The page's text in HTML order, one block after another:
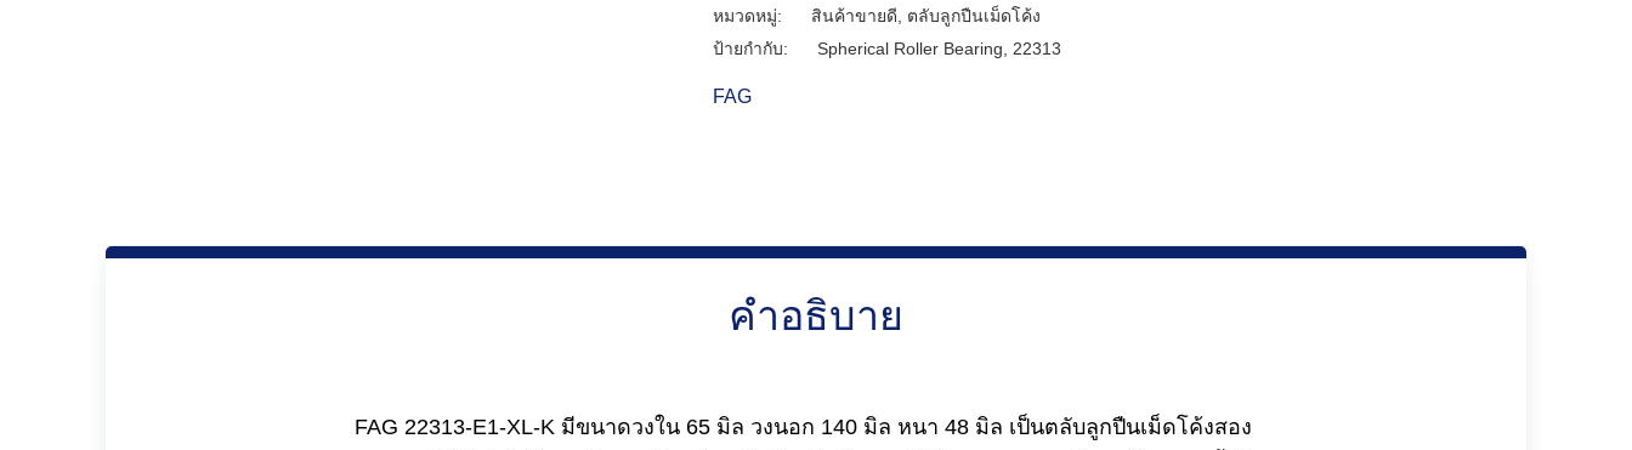
หมวดหมู่: สินค้าขายดี
ตลับลูกปืนเม็ดโค้ง
ป้ายกำกับ:
Spherical Roller Bearing 22313
FAG
คำอธิบาย
FAG 22313-E1-XL-K มีขนาดวงใน 65 มิล วงนอก 140 มิล หนา 48 มิล เป็นตลับลูกปืนเม็ดโค้งสอง